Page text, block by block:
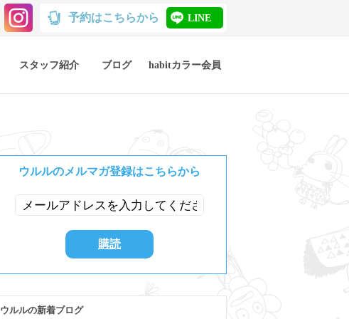
予約はこちらから LINE
スタッフ紹介 ブログ habitカラー会員
ウルルのメルマガ登録はこちらから
ウルルの新着ブログ